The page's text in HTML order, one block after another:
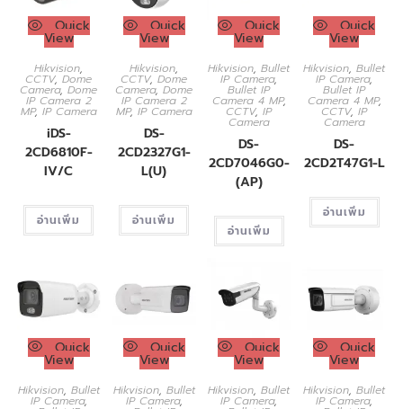
Quick
View
Hikvision,
CCTV,Dome
Camera,Dome
IP Camera 2
MP, IP Camera
iDS-
2CD6810F-
IV/C
อ่านเพิ่ม
Quick
View
Hikvision,
CCTV,Dome
Camera,Dome
IP Camera 2
MP, IP Camera
DS-
2CD2327G1-
L(U)
อ่านเพิ่ม
Quick
View
Hikvision,Bullet
IP Camera,
Bullet IP
Camera 4 MP,
CCTV,IP
Camera
DS-
2CD7046G0-
(AP)
อ่านเพิ่ม
Quick
View
Hikvision,Bullet
IP Camera,
Bullet IP
Camera 4 MP,
CCTV,IP
Camera
DS-
2CD2T47G1-L
อ่านเพิ่ม
Quick
View
Hikvision, Bullet
IP Camera,
Quick
View
Hikvision, Bullet
IP Camera,
Quick
View
Hikvision,Bullet
IP Camera,
Quick
View
Hikvision,Bullet
IP Camera,